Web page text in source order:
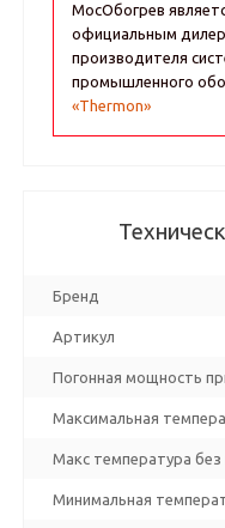
МосОбогрев
официальным
производителя
промышленного
«Thermon»
Бренд
Артикул
Погонная мощность
Максимальная
Макс температура без
Минимальная